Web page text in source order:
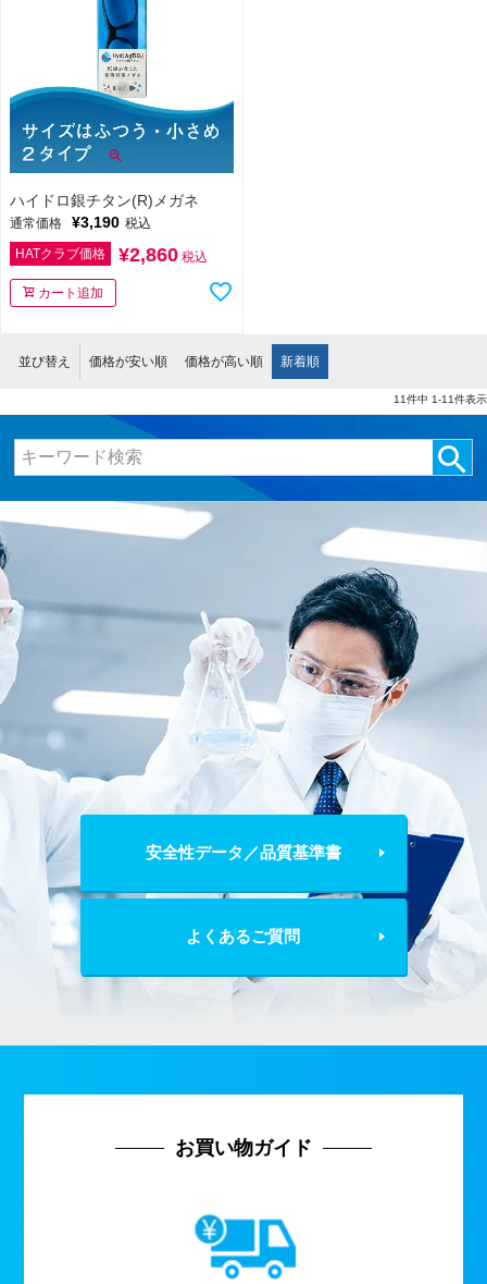
ハイドロ銀チタン(R)メガネ
通常価格 ¥3,190 税込
HATクラブ価格
¥2,860 税込
カート追加
並び替え 価格が安い順 価格が高い順 新着順
11件中 1-11件表示
安全性データ／品質基準書
よくあるご質問
お買い物ガイド